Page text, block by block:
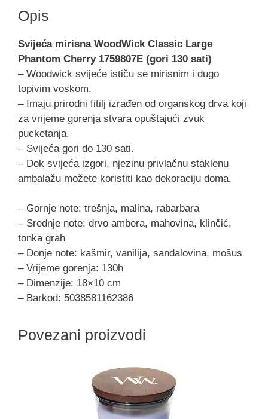
Opis
Svijeća mirisna WoodWick Classic Large
Phantom Cherry 1759807E (gori 130 sati)
– Woodwick svijeće ističu se mirisnim i dugo
topivim voskom.
– Imaju prirodni fitilj izrađen od organskog drva koji
za vrijeme gorenja stvara opuštajući zvuk
pucketanja.
– Svijeća gori do 130 sati.
– Dok svijeća izgori, njezinu privlačnu staklenu
ambalažu možete koristiti kao dekoraciju doma.
– Gornje note: trešnja, malina, rabarbara
– Srednje note: drvo ambera, mahovina, klinčić,
tonka grah
– Donje note: kašmir, vanilija, sandalovina, mošus
– Vrijeme gorenja: 130h
– Dimenzije: 18×10 cm
– Barkod: 5038581162386
Povezani proizvodi